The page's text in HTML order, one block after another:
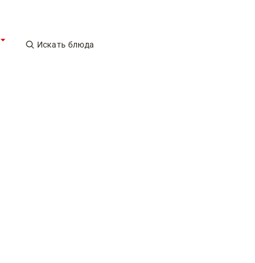
Искать блюда